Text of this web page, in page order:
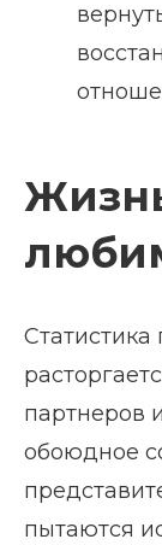
Статистика
партнеров
обоюдное
пытаются